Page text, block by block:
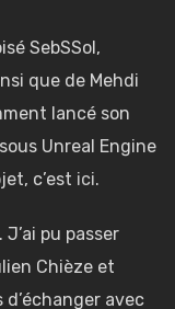
SebSSol,
que de Mehdi
lancé son
Unreal Engine
c’est ici.
pu passer
Chièze et
avec